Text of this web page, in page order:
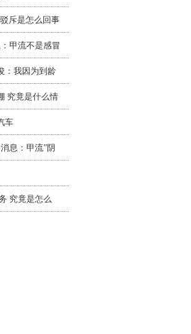
斥是怎么回事
甲流不是感冒
：我因为到龄
究竟是什么情
车
息：甲流”阴
究竟是怎么